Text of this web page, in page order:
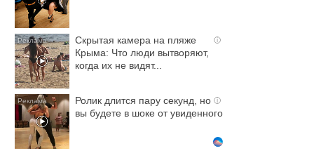
i
Скрытая камера на пляже
Крыма: Что люди вытворяют,
когда их не видят...
i
Ролик длится пару секунд, но
вы будете в шоке от увиденного